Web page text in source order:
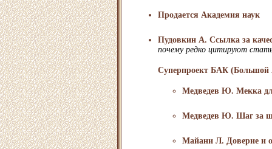
Продается Академия наук
Пудовкин А. Ссылка за
почему редко цитируют
Суперпроект БАК (Большой
Медведев Ю. Мекка
Медведев Ю. Шаг за
Майани Л. Доверие и